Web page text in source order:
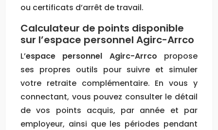
ou certificats d’arrêt de travail.
Calculateur de points disponible
sur l’espace personnel Agirc-Arrco
L’espace personnel Agirc-Arrco propose
ses propres outils pour suivre et simuler
votre retraite complémentaire. En vous y
connectant, vous pouvez consulter le détail
de vos points acquis, par année et par
employeur, ainsi que les périodes pendant